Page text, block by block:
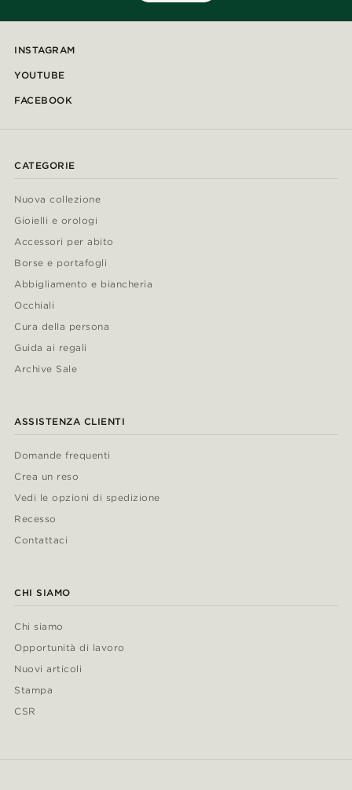
INSTAGRAM
YOUTUBE
FACEBOOK
CATEGORIE
Nuova collezione
Gioielli e orologi
Accessori per abito
Borse e portafogli
Abbigliamento e biancheria
Occhiali
Cura della persona
Guida ai regali
Archive Sale
ASSISTENZA CLIENTI
Domande frequenti
Crea un reso
Vedi le opzioni di spedizione
Recesso
Contattaci
CHI SIAMO
Chi siamo
Opportunità di lavoro
Nuovi articoli
Stampa
CSR